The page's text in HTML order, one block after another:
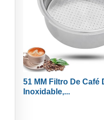
51 MM Filtro De Café
Inoxidable,...